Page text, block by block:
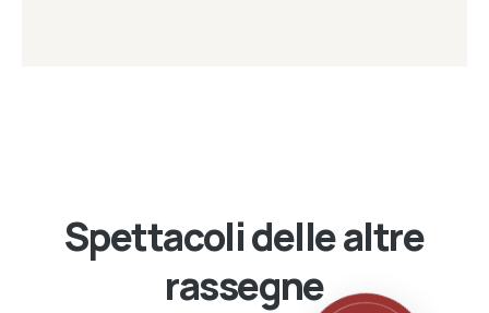
Spettacoli delle altre
rassegne